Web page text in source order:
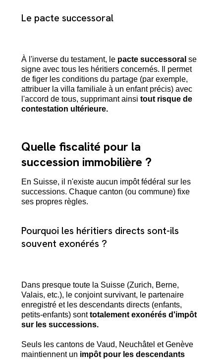
Le pacte successoral
À l'inverse du testament, le pacte successoral se
signe avec tous les héritiers concernés. Il permet
de figer les conditions du partage (par exemple,
attribuer la villa familiale à un enfant précis) avec
l'accord de tous, supprimant ainsi tout risque de
contestation ultérieure.
Quelle fiscalité pour la
succession immobilière ?
En Suisse, il n'existe aucun impôt fédéral sur les
successions. Chaque canton (ou commune) fixe
ses propres règles.
Pourquoi les héritiers directs sont-ils
souvent exonérés ?
Dans presque toute la Suisse (Zurich, Berne,
Valais, etc.), le conjoint survivant, le partenaire
enregistré et les descendants directs (enfants,
petits-enfants) sonttotalement exonérés d'impôt
sur les successions.
Seuls les cantons de Vaud, Neuchâtel et Genève
maintiennent un impôt pour les descendants